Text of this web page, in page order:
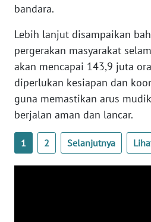
bandara.
Lebih lanjut disampaikan
pergerakan masyarakat
akan mencapai 143,9 juta
diperlukan kesiapan dan
guna memastikan arus
berjalan aman dan lancar.
1 2 Selanjutnya
WN
WN
DANAU
TOBA
WN